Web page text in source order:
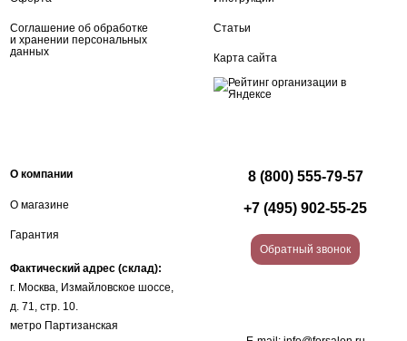
Соглашение об обработке
и хранении персональных
данных
Статьи
Карта сайта
О компании
О магазине
Гарантия
Фактический адрес (склад):
г. Москва, Измайловское шоссе,
д. 71, стр. 10.
метро Партизанская
8 (800) 555-79-57
+7 (495) 902-55-25
Обратный звонок